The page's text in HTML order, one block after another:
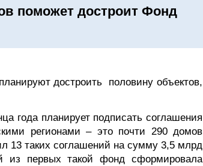
поможет достроит Фонд
достроить половину объектов,
года планирует подписать соглашения
регионами – это почти 290 домов
13 таких соглашений на сумму 3,5 млрд
из первых такой фонд сформировала